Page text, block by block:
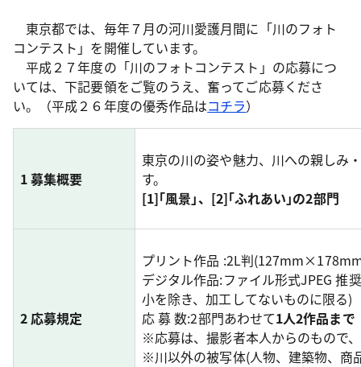
東京都では、毎年７月の河川愛護月間に「川のフォト
コンテスト」を開催しています。
平成２７年度の「川のフォトコンテスト」の応募につ
いては、下記要領をご覧のうえ、奮ってご応募くださ
い。（平成２６年度の優秀作品はコチラ）
1 募集概要
東京の川の姿や魅力、川への親しみ
す。
[1]｢風景｣、[2]｢ふれあい｣の2部門
2 応募規定
プリント作品 :2L判
デジタル作品:ファイル形式JPEG 推
小を除き、加工してないものに限る)
応 募 数:2部門あわせて1人2作品まで
※応募は、撮影者本人からのもので
※川以外の被写体(人物、建築物、商